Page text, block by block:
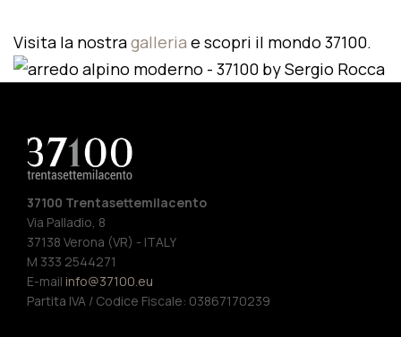
Visita la nostragalleria e scopri il mondo 37100.
37100 Trentasettemilacento
Via Palladio, 8
37138 Verona (VR) - ITALY
M 333 2544271
E-mail info@37100.eu
Partita IVA / Codice Fiscale: 03867170239